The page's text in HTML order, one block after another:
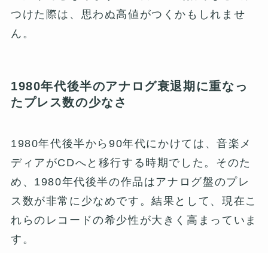
つけた際は、思わぬ高値がつくかもしれませ
ん。
1980年代後半のアナログ衰退期に重なっ
たプレス数の少なさ
1980年代後半から90年代にかけては、音楽メ
ディアがCDへと移行する時期でした。そのた
め、1980年代後半の作品はアナログ盤のプレ
ス数が非常に少なめです。結果として、現在こ
れらのレコードの希少性が大きく高まっていま
す。